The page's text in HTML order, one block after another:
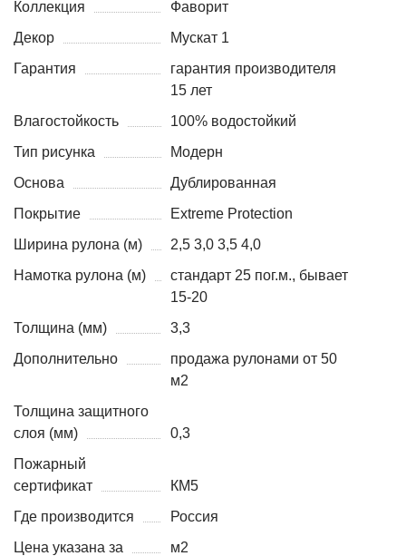
Коллекция
Фаворит
Декор
Мускат 1
Гарантия
гарантия производителя
15 лет
Влагостойкость
100% водостойкий
Тип рисунка
Модерн
Основа
Дублированная
Покрытие
Extreme Protection
Ширина рулона (м)
2,5 3,0 3,5 4,0
Намотка рулона (м)
стандарт 25 пог.м., бывает
15-20
Толщина (мм)
3,3
Дополнительно
продажа рулонами от 50
м2
Толщина защитного
слоя (мм)
0,3
Пожарный
сертификат
КМ5
Где производится
Россия
Цена указана за
м2